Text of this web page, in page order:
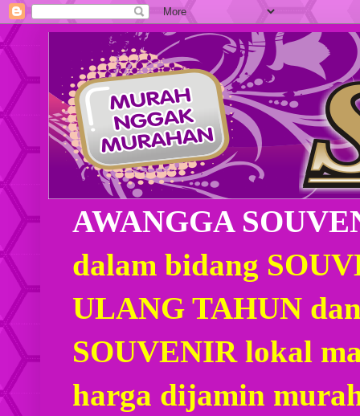
AWANGGA
dalam bidang
ULANG TAHUN
SOUVENIR lokal
harga dijamin